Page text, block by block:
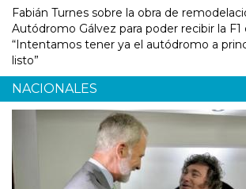
Fabián Turnes sobre la obra de
Autódromo Gálvez para poder recibir la
“Intentamos tener ya el autódromo a
listo”
NACIONALES